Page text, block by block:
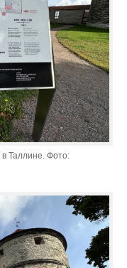
в Таллине. Фото: